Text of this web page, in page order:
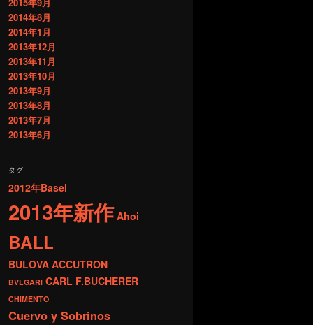
2015年9月
2014年8月
2014年1月
2013年12月
2013年11月
2013年10月
2013年9月
2013年8月
2013年7月
2013年6月
タグ
2012年Basel
2013年新作 Ahoi
BALL
BULOVA ACCUTRON
BVLGARI CARL F.BUCHERER
CHIMENTO
Cuervo y Sobrinos